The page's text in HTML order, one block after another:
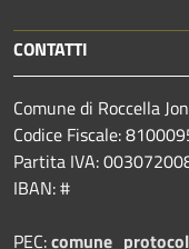
CONTATTI
Comune di Roccella
Codice Fiscale:
Partita IVA:
IBAN: #
PEC: